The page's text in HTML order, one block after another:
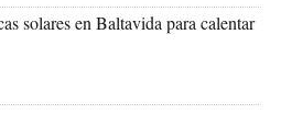
solares en Baltavida para calentar